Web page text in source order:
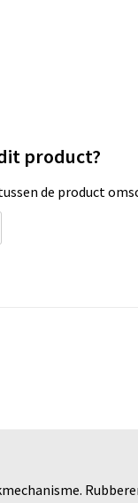
product?
de product